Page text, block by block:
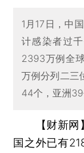
1月17日，中
计感染者过
2393万例全
万例分列二三
44个，亚洲
【财新
国之外已有